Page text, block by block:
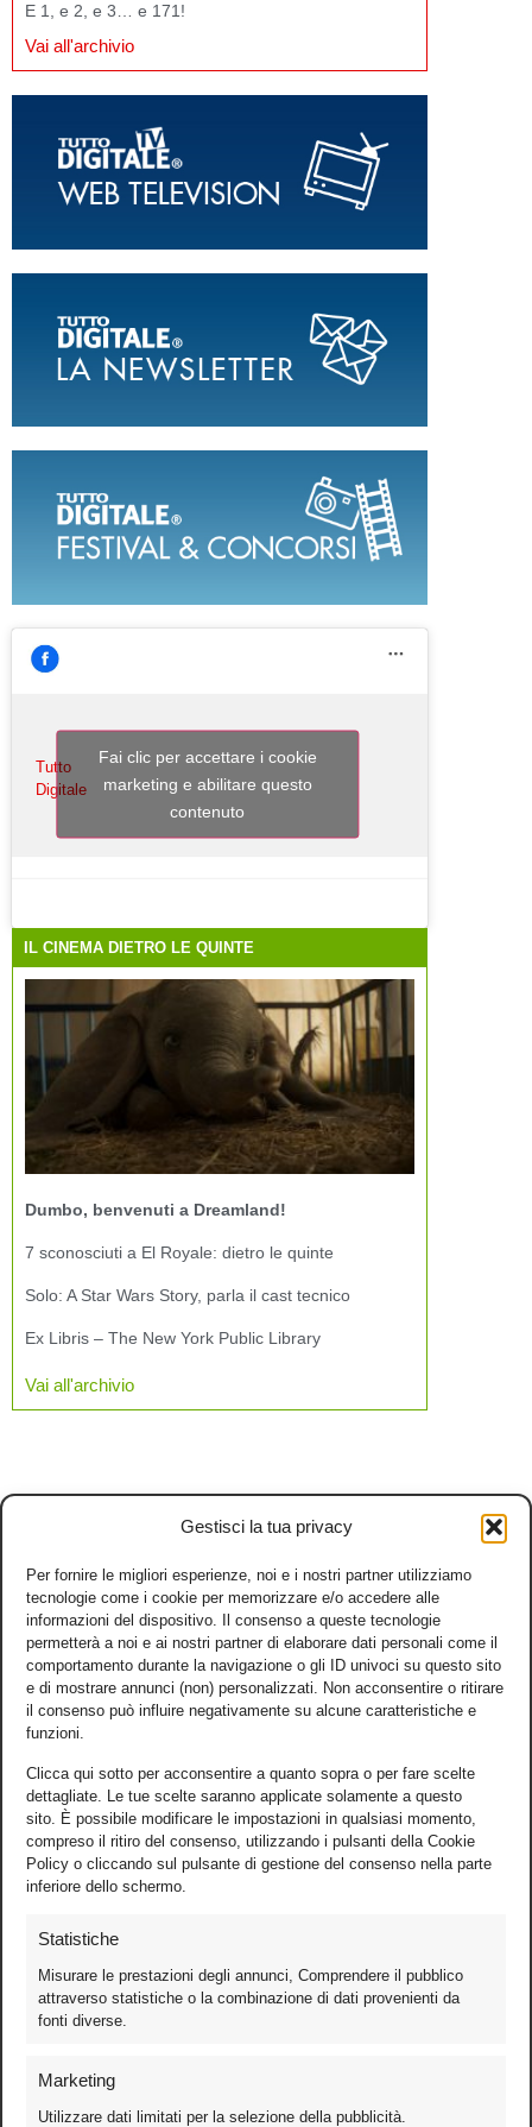
Gestisci la tua privacy
Per fornire le migliori esperienze, noi e i nostri partner utilizziamo
tecnologie come i cookie per memorizzare e/o accedere alle
informazioni del dispositivo. Il consenso a queste tecnologie
permetterà a noi e ai nostri partner di elaborare dati personali come il
comportamento durante la navigazione o gli ID univoci su questo sito
e di mostrare annunci (non) personalizzati. Non acconsentire o ritirare
il consenso può influire negativamente su alcune caratteristiche e
funzioni.
Clicca qui sotto per acconsentire a quanto sopra o per fare scelte
dettagliate. Le tue scelte saranno applicate solamente a questo
sito. È possibile modificare le impostazioni in qualsiasi momento,
compreso il ritiro del consenso, utilizzando i pulsanti della Cookie
Policy o cliccando sul pulsante di gestione del consenso nella parte
inferiore dello schermo.
Statistiche
Misurare le prestazioni degli annunci, Comprendere il pubblico
attraverso statistiche o la combinazione di dati provenienti da
fonti diverse.
Marketing
Utilizzare dati limitati per la selezione della pubblicità.
E 1, e 2, e 3… e 171!
Vai all'archivio
Tutto
Digitale
Fai clic per accettare i cookie
marketing e abilitare questo
contenuto
IL CINEMA DIETRO LE QUINTE
Dumbo, benvenuti a Dreamland!
7 sconosciuti a El Royale: dietro le quinte
Solo: A Star Wars Story, parla il cast tecnico
Ex Libris – The New York Public Library
Vai all'archivio